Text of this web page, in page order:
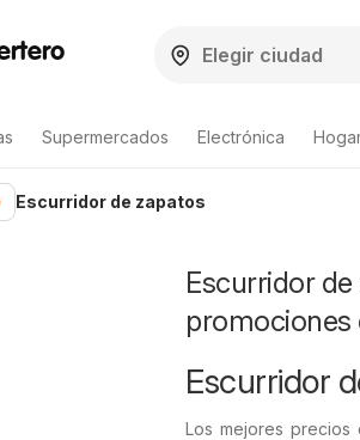
Supermercados Electrónica
Escurridor de zapatos
Escurridor
promociones
Escurridor
Los mejores